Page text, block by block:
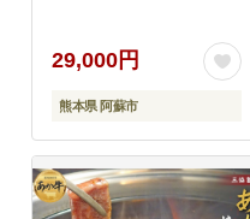
土産 ギフト 贈り物 贈
答用 豪華 おかず 簡単
手軽 贅沢 ご褒美 お祝
い 人気 晩ご飯 熊本県
29,000円
熊本県 阿蘇市